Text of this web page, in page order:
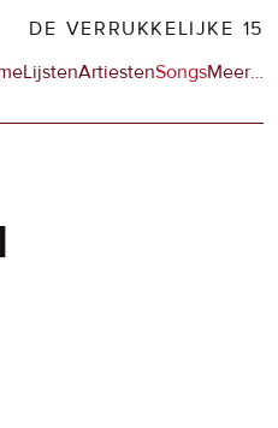
DE VERRUKKELIJKE 15
LijstenArtiestenSongsMeerop
…